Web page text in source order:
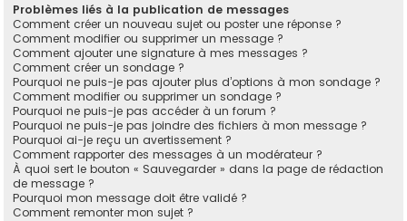
Problèmes liés à la publication de messages
Comment créer un nouveau sujet ou poster une réponse ?
Comment modifier ou supprimer un message ?
Comment ajouter une signature à mes messages ?
Comment créer un sondage ?
Pourquoi ne puis-je pas ajouter plus d’options à mon sondage ?
Comment modifier ou supprimer un sondage ?
Pourquoi ne puis-je pas accéder à un forum ?
Pourquoi ne puis-je pas joindre des fichiers à mon message ?
Pourquoi ai-je reçu un avertissement ?
Comment rapporter des messages à un modérateur ?
À quoi sert le bouton « Sauvegarder » dans la page de rédaction
de message ?
Pourquoi mon message doit être validé ?
Comment remonter mon sujet ?